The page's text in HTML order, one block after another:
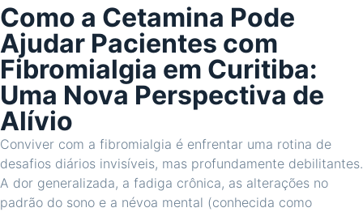
Como a Cetamina Pode
Ajudar Pacientes com
Fibromialgia em Curitiba:
Uma Nova Perspectiva de
Alívio
Conviver com a fibromialgia é enfrentar uma rotina de
desafios diários invisíveis, mas profundamente debilitantes.
A dor generalizada, a fadiga crônica, as alterações no
padrão do sono e a névoa mental (conhecida como